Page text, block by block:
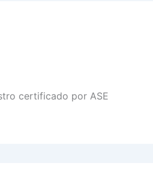
certificado por ASE